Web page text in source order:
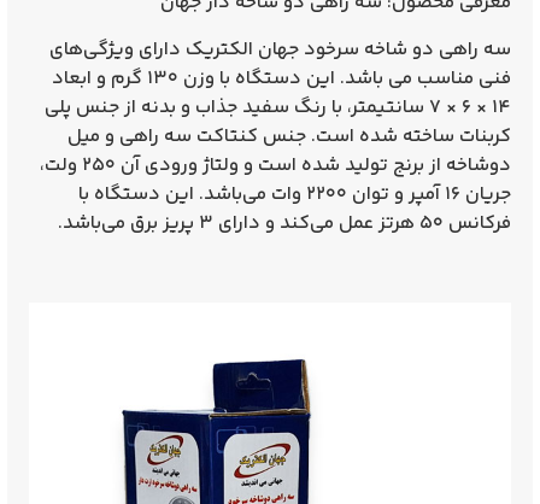
سه راهی دو شاخه سرخود جهان الکتریک دارای ویژگی‌های
فنی مناسب می باشد. این دستگاه با وزن ۱۳۰ گرم و ابعاد
۱۴ × ۶ × ۷ سانتیمتر، با رنگ سفید جذاب و بدنه از جنس پلی
کربنات ساخته شده است. جنس کنتاکت سه راهی و میل
دوشاخه ازبرنج
تولید شده است و ولتاژ ورودی آن ۲۵۰ ولت،
جریان ۱۶ آمپر و توان ۲۲۰۰ وات می‌باشد. این دستگاه با
فرکانس ۵۰ هرتز عمل می‌کند و دارای ۳ پریز برق می‌باشد.